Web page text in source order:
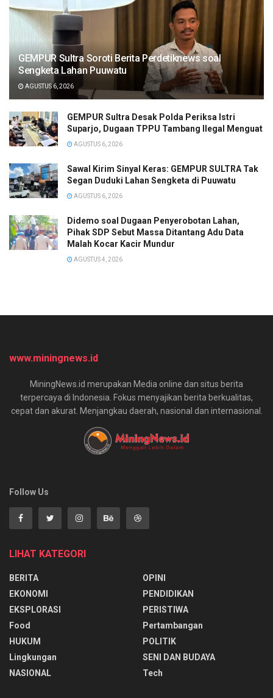
GEMPUR Sultra Soroti Berita Perdetiknews soal
Sengketa Lahan Puuwatu
AGUSTUS 6, 2026
GEMPUR Sultra Desak Polda Periksa Istri
Suparjo, Dugaan TPPU Tambang Ilegal Menguat
AGUSTUS 6, 2026
Sawal Kirim Sinyal Keras: GEMPUR SULTRA Tak
Segan Duduki Lahan Sengketa di Puuwatu
AGUSTUS 6, 2026
Didemo soal Dugaan Penyerobotan Lahan,
Pihak SDP Sebut Massa Ditantang Adu Data
Malah Kocar Kacir Mundur
AGUSTUS 4, 2026
www.miningnews.id
MiningNews.id merupakan Media online dan situs berita
terpercaya di Indonesia. Fokus menyajikan berita berkualitas,
cepat dan akurat. Menjangkau daerah, nasional dan internasional.
Follow Us
LIHAT KATEGORI
BERITA
EKONOMI
EKSPLORASI
Food
HUKUM
Lingkungan
NASIONAL
OPINI
PENDIDIKAN
PERISTIWA
Pertambangan
POLITIK
SENI DAN BUDAYA
Tech